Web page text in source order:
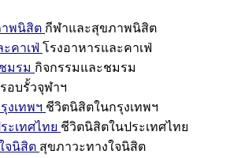
พนิสิต กีฬาและสุขภาพนิสิต
คาเฟ่ โรงอาหารและคาเฟ่
มรม กิจกรรมและชมรม
รอบรั้วจุฬาฯ
งเทพฯ ชีวิตนิสิตในกรุงเทพฯ
ะเทศไทย ชีวิตนิสิตในประเทศไทย
จนิสิต สุขภาวะทางใจนิสิต